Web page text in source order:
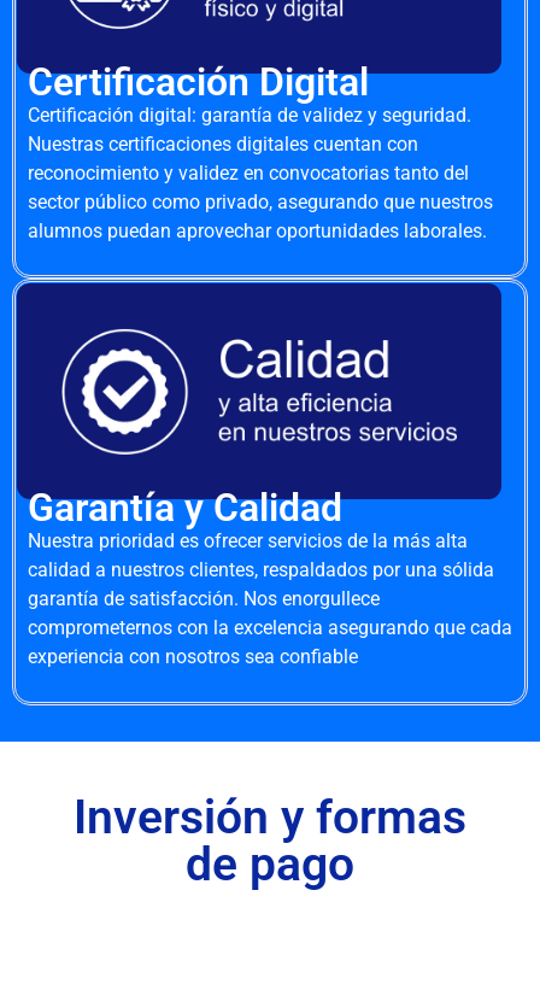
Certificación Digital
Certificación digital: garantía de validez y seguridad.
Nuestras certificaciones digitales cuentan con
reconocimiento y validez en convocatorias tanto del
sector público como privado, asegurando que nuestros
alumnos puedan aprovechar oportunidades laborales.
Garantía y Calidad
Nuestra prioridad es ofrecer servicios de la más alta
calidad a nuestros clientes, respaldados por una sólida
garantía de satisfacción. Nos enorgullece
comprometernos con la excelencia asegurando que cada
experiencia con nosotros sea confiable
Inversión y formas
de pago